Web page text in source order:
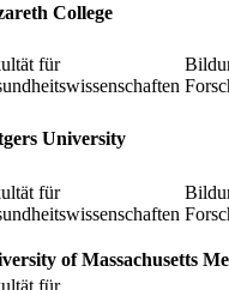
College
für
University
für
of Massachusetts
für